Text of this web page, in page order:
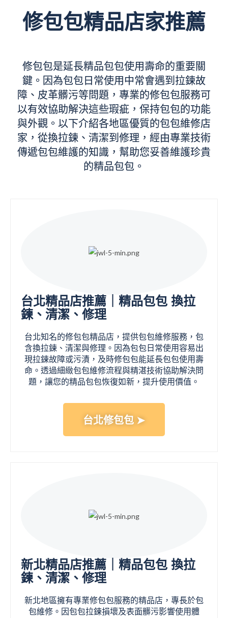
修包包精品店家推薦
修包包是延長精品包包使用壽命的重要關
鍵。因為包包日常使用中常會遇到拉鍊故
障、皮革髒污等問題，專業的修包包服務可
以有效協助解決這些瑕疵，保持包包的功能
與外觀。以下介紹各地區優質的包包維修店
家，從換拉鍊、清潔到修理，經由專業技術
傳遞包包維護的知識，幫助您妥善維護珍貴
的精品包包。
台北精品店推薦｜精品包包 換拉
鍊、清潔、修理
台北知名的修包包精品店，提供包包維修服務，包
含換拉鍊、清潔與修理。因為包包日常使用容易出
現拉鍊故障或污漬，及時修包包能延長包包使用壽
命。透過細緻包包維修流程與精湛技術協助解決問
題，讓您的精品包包恢復如新，提升使用價值。
台北修包包 ➤
新北精品店推薦｜精品包包 換拉
鍊、清潔、修理
新北地區擁有專業修包包服務的精品店，專長於包
包維修。因包包拉鍊損壞及表面髒污影響使用體